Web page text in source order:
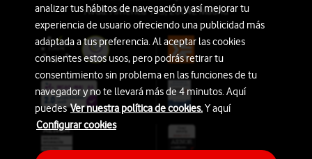
Avda. América 115, 28042 Madrid
analizar tus hábitos de navegación y así mejorar tu
experiencia de usuario ofreciendo una publicidad más
adaptada a tus preferencia. Al aceptar las cookies
consientes estos usos, pero podrás retirar tu
consentimiento sin problema en las funciones de tu
navegador y no te llevará más de 4 minutos. Aquí
puedesVer nuestra política de cookies.Y aquí
Configurar cookies